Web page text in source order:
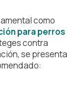
como
para perros
contra
se presenta